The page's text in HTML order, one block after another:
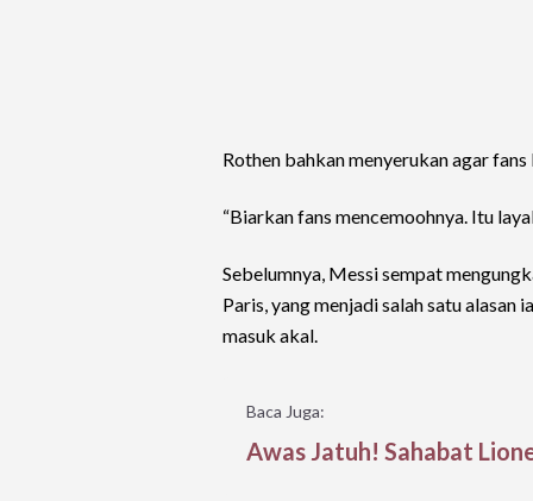
Rothen bahkan menyerukan agar
“Biarkan fans mencemoohnya. Itu
Sebelumnya, Messi sempat
Paris, yang menjadi salah satu
masuk akal.
Baca Juga:
Awas Jatuh! Sahabat